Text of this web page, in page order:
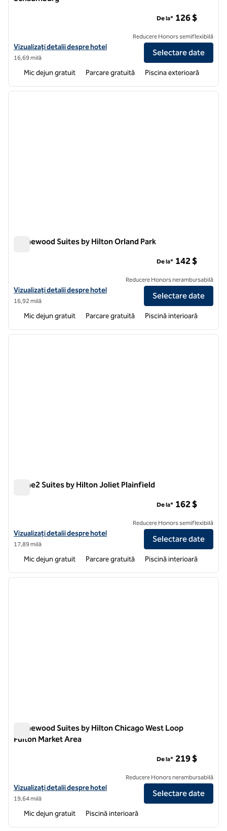
Vizualizați detaliile hotelului pentru Homewood Suites by Hilton
Vizualizați detalii despre hotel
16,69 milă
De la* 126 $
Reducere Honors semiflexibilă
Selectare date
Mic dejun gratuit Parcare gratuită Piscina exterioară
1 din 12
Homewood Suites by Hilton Orland Park
Vizualizați detaliile hotelului pentru Homewood Suites by Hilton
Vizualizați detalii despre hotel
16,92 milă
De la* 142 $
Reducere Honors nerambursabilă
Selectare date
Mic dejun gratuit Parcare gratuită Piscină interioară
1 din 12
Home2 Suites by Hilton Joliet Plainfield
Vizualizați detaliile hotelului pentru Home2 Suites by Hilton Joliet
Vizualizați detalii despre hotel
17,89 milă
De la* 162 $
Reducere Honors semiflexibilă
Selectare date
Mic dejun gratuit Parcare gratuită Piscină interioară
1 din 12
Homewood Suites by Hilton Chicago West Loop
Fulton Market Area
Vizualizați detaliile hotelului pentru zona de piață Homewood
Vizualizați detalii despre hotel
19,64 milă
De la* 219 $
Reducere Honors nerambursabilă
Selectare date
Mic dejun gratuit Piscină interioară